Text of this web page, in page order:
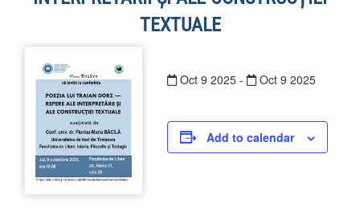
TEXTUALE
Oct 9 2025 - Oct 9 2025
Add to calendar